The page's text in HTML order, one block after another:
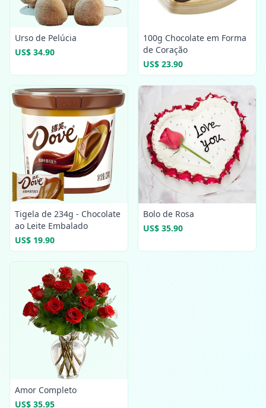
Urso de Pelúcia
US$ 34.90
100g Chocolate em Forma
de Coração
US$ 23.90
Tigela de 234g - Chocolate
ao Leite Embalado
US$ 19.90
Bolo de Rosa
US$ 35.90
Amor Completo
US$ 35.95